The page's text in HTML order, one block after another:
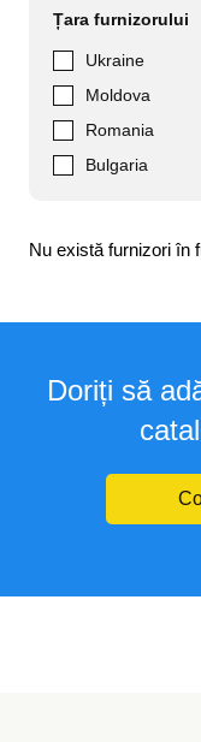
Țara furnizorului
Ukraine
Moldova
Romania
Bulgaria
Nu există furnizori în
Doriți să